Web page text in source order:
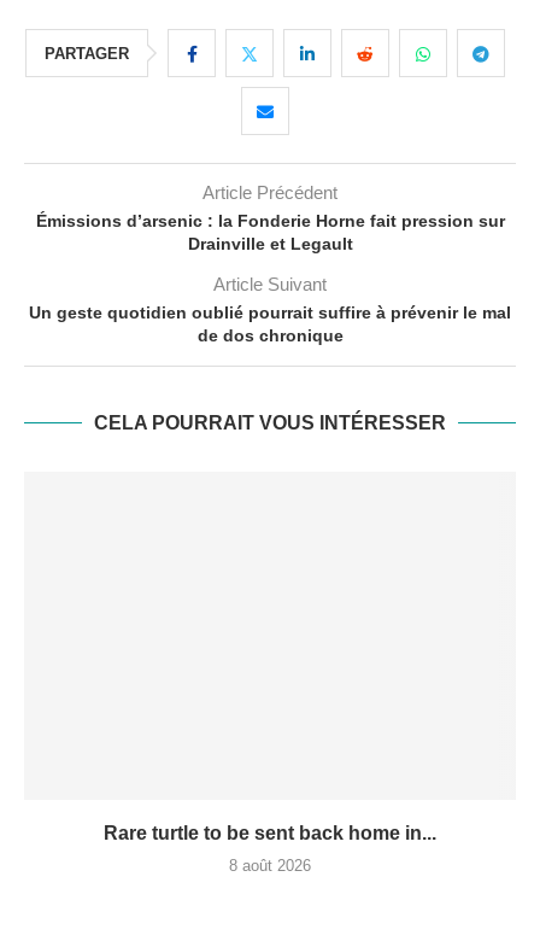
PARTAGER
Article Précédent
Émissions d’arsenic : la Fonderie Horne fait pression sur
Drainville et Legault
Article Suivant
Un geste quotidien oublié pourrait suffire à prévenir le mal
de dos chronique
CELA POURRAIT VOUS INTÉRESSER
Rare turtle to be sent back home in...
8 août 2026